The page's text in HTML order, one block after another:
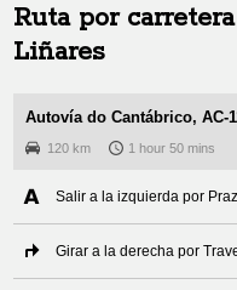
Ruta por
Liñares
Autovía do Cantábrico, AC-
120 km 1 hour 50 mins
Salir a la izquierda por
Girar a la derecha por